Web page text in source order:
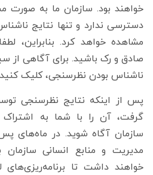
خواهند بود. سازمان ما به صورت
دسترسی ندارد و تنها نتایج
مشاهده خواهد کرد. بنابراین،
صادق و رک باشید. برای آگاهی
ناشناس بودن نظرسنجی، کلیک
پس از اینکه نتایج نظرسنجی
گرفت، آن را با شما به
سازمان آگاه شوید. در ماه‌های
مدیریت و منابع انسانی
خواهند داشت تا برنامه‌ریزی‌های